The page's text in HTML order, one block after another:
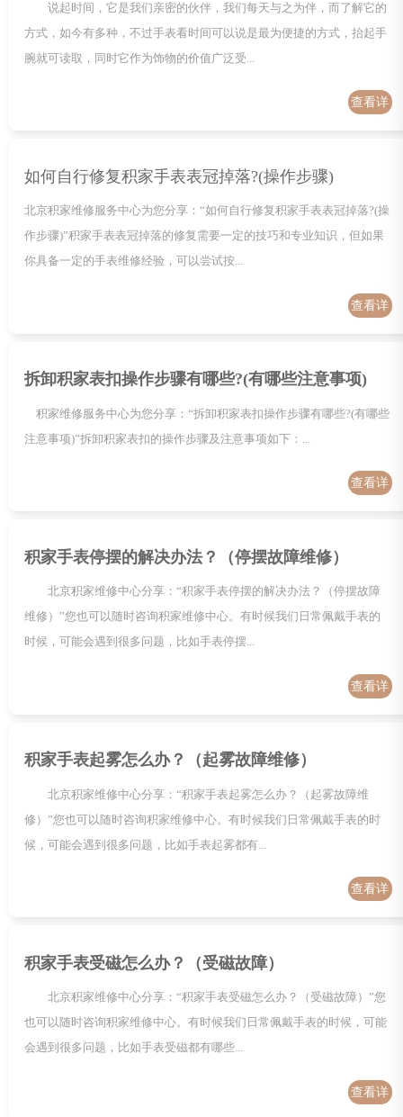
说起时间，它是我们亲密的伙伴，我们每天与之为伴，而了解它的
方式，如今有多种，不过手表看时间可以说是最为便捷的方式，抬起手
腕就可读取，同时它作为饰物的价值广泛受...
查看详
如何自行修复积家手表表冠掉落?(操作步骤)
北京积家维修服务中心为您分享：“如何自行修复积家手表表冠掉落?(操
作步骤)”积家手表表冠掉落的修复需要一定的技巧和专业知识，但如果
你具备一定的手表维修经验，可以尝试按...
查看详
拆卸积家表扣操作步骤有哪些?(有哪些注意事项)
积家维修服务中心为您分享：“拆卸积家表扣操作步骤有哪些?(有哪些
注意事项)”拆卸积家表扣的操作步骤及注意事项如下：...
查看详
积家手表停摆的解决办法？（停摆故障维修）
北京积家维修中心分享：“积家手表停摆的解决办法？（停摆故障
维修）”您也可以随时咨询积家维修中心。有时候我们日常佩戴手表的
时候，可能会遇到很多问题，比如手表停摆...
查看详
积家手表起雾怎么办？（起雾故障维修）
北京积家维修中心分享：“积家手表起雾怎么办？（起雾故障维
修）”您也可以随时咨询积家维修中心。有时候我们日常佩戴手表的时
候，可能会遇到很多问题，比如手表起雾都有...
查看详
积家手表受磁怎么办？（受磁故障）
北京积家维修中心分享：“积家手表受磁怎么办？（受磁故障）”您
也可以随时咨询积家维修中心。有时候我们日常佩戴手表的时候，可能
会遇到很多问题，比如手表受磁都有哪些...
查看详